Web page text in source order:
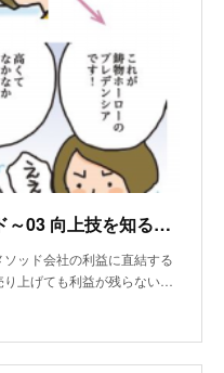
粗利を下げない必勝メソッド～03 向上技を知る 売上増につながるグレードアップ術
ッド会社の利益に直結する
り上げても利益が残らない…